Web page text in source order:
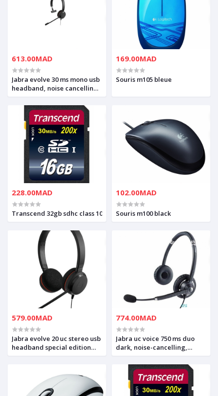
613.00MAD
Jabra evolve 30 ms mono usb
headband, noise cancelling,
button and volume control
on the cord, with leather ear
cushion, microsoft optimized
169.00MAD
Souris m105 bleue
228.00MAD
Transcend 32gb sdhc class 10
102.00MAD
Souris m100 black
579.00MAD
Jabra evolve 20 uc stereo usb
headband special edition
774.00MAD
Jabra uc voice 750 ms duo
dark, noise-cancelling,
boom: flexible, intuitive call-
control buttons, plug-and-
play and travel case,
microsoft optimized